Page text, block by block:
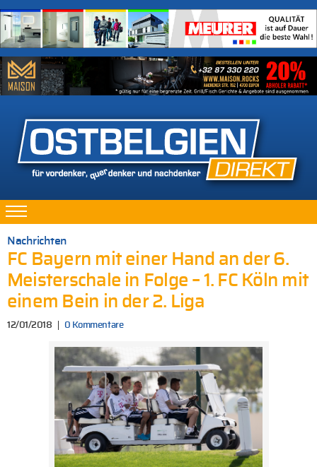
Nachrichten
FC Bayern mit einer Hand an der 6.
Meisterschale in Folge – 1. FC Köln mit
einem Bein in der 2. Liga
12/01/2018 0 Kommentare